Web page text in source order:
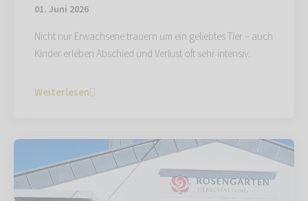
01. Juni 2026
Nicht nur Erwachsene trauern um ein geliebtes Tier – auch
Kinder erleben Abschied und Verlust oft sehr intensiv.
Weiterlesen